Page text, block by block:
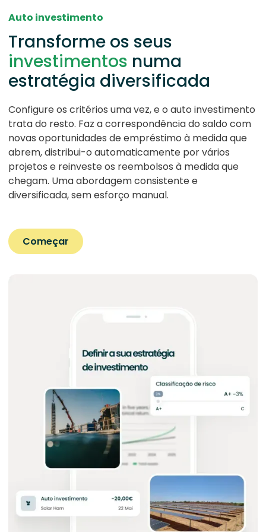
Auto investimento
Transforme os seus
investimentos numa
estratégia diversificada
Configure os critérios uma vez, e o auto investimento
trata do resto. Faz a correspondência do saldo com
novas oportunidades de empréstimo à medida que
abrem, distribui-o automaticamente por vários
projetos e reinveste os reembolsos à medida que
chegam. Uma abordagem consistente e
diversificada, sem esforço manual.
Começar